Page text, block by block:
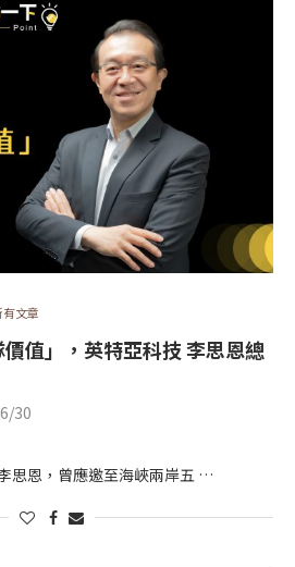
有文章
值」，英特亞科技 李思恩總
30
思恩，曾應邀至海峽兩岸五 …